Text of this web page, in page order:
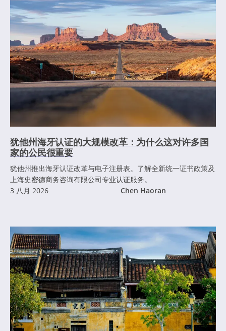
犹他州海牙认证的大规模改革：为什么这对许多国
家的公民很重要
犹他州推出海牙认证改革与电子注册表。了解全新统一证书政策及
上海史密德商务咨询有限公司专业认证服务。
3 八月 2026
Chen Haoran